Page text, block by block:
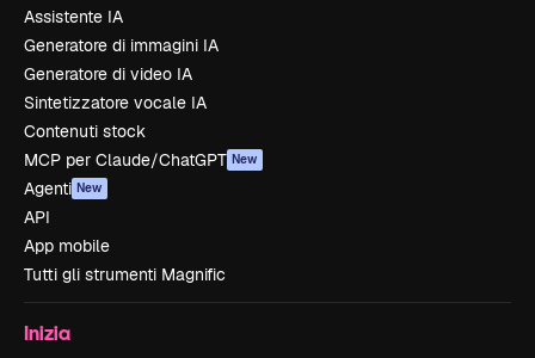
Assistente IA
Generatore di immagini IA
Generatore di video IA
Sintetizzatore vocale IA
Contenuti stock
MCP per Claude/ChatGPT New
Agenti New
API
App mobile
Tutti gli strumenti Magnific
Inizia